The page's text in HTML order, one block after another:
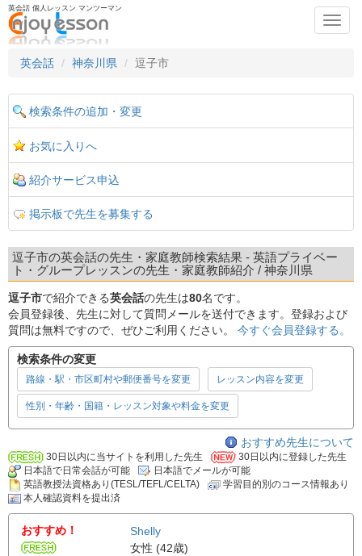
英会話 個人レッスン マンツーマン
英会話
神奈川県 逗子市
検索条件の追加・変更
お気に入りへ
紹介サービス申込
掲示板で先生を募集する
逗子市の英会話の先生・家庭教師検索結果 - 英語プライベー
ト・グループレッスンの先生・家庭教師紹介 / 神奈川県
逗子市で紹介できる英会話の先生は80名です。
会員登録後、先生に対して質問メールを送付できます。登録および
質問は無料ですので、ぜひご利用ください。 今すぐ会員登録する。
検索条件の変更
路線・駅・市区町村や郵便番号を変更 レッスン内容を変更
性別・年齢・国籍・レッスン対象や料金を変更
おすすめ先生について
30日以内に当サイトを利用した先生
30日以内に登録した先生
日本語で日常会話が可能
日本語でメールが可能
英語教授法資格あり(TESL/TEFL/CELTA)
学習目的別のコース情報あり
本人確認資料を提出済
おすすめ！
Shelly
女性 (42歳)